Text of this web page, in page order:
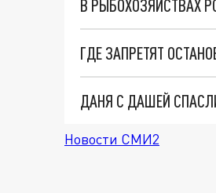
В РЫБОХОЗЯЙСТВАХ
ГДЕ ЗАПРЕТЯТ
ДАНЯ С ДАШЕЙ
Новости СМИ2